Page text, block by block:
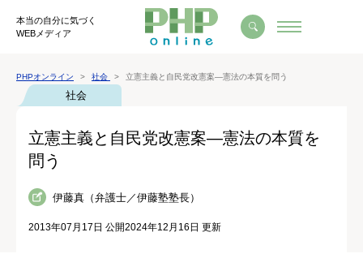
本当の自分に気づく
WEBメディア
PHPオンライン 社会 立憲主義と自民党改憲案―憲法の本質を問う
社会
立憲主義と自民党改憲案―憲法の本質を
問う
伊藤真（弁護士／伊藤塾塾長）
2013年07月17日 公開2024年12月16日 更新